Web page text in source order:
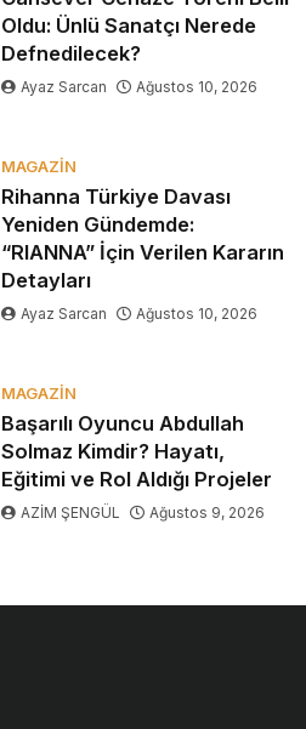
Oldu: Ünlü Sanatçı Nerede
Defnedilecek?
Ayaz Sarcan Ağustos 10, 2026
MAGAZIN
Rihanna Türkiye Davası
Yeniden Gündemde:
“RIANNA” İçin Verilen Kararın
Detayları
Ayaz Sarcan Ağustos 10, 2026
MAGAZIN
Başarılı Oyuncu Abdullah
Solmaz Kimdir? Hayatı,
Eğitimi ve Rol Aldığı Projeler
AZİM ŞENGÜL Ağustos 9, 2026